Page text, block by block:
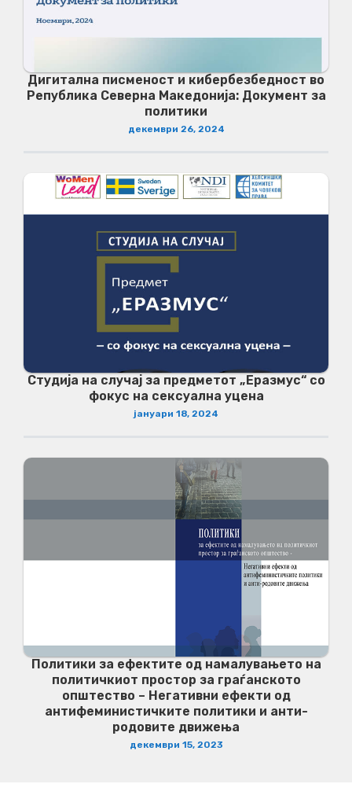
Дигитална писменост и кибербезбедност во
Република Северна Македонија: Документ за
политики
декември 26, 2024
Студија на случај за предметот „Еразмус“ со
фокус на сексуална уцена
јануари 18, 2024
Политики за ефектите од намалувањето на
политичкиот простор за граѓанското
општество – Негативни ефекти од
антифеминистичките политики и анти-
родовите движења
декември 15, 2023